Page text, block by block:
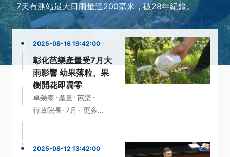
7天有測站最大日雨量達200毫米，破28年紀錄。
2025-08-16 19:42:00
彰化芭樂產量受7月大
雨影響 幼果落粒、果
樹開花即凋零
卓榮泰· 產量·芭樂 ·
行政院長·7月 · 更多...
2025-08-12 13:42:00